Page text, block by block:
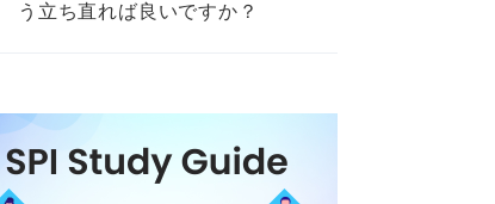
う立ち直れば良いですか？